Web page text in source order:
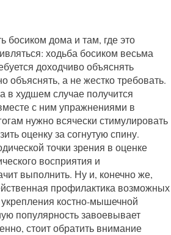
босиком дома и там, где это
ходьба босиком весьма
доходчиво объяснять
объяснять, а не жестко требовать.
в худшем случае получится
с ним упражнениями в
нужно всячески стимулировать
оценку за согнутую спину.
точки зрения в оценке
восприятия и
выполнить. Ну и, конечно же,
профилактика возможных
костно-мышечной
популярность завоевывает
стоит обратить внимание